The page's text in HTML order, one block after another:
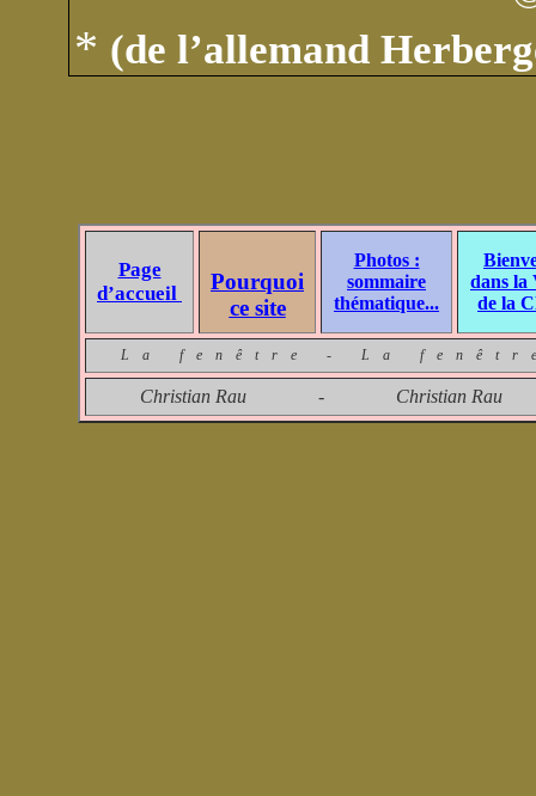
* (de l’allemand
Page
d’accueil
Pourquoi
ce site
Photos :
sommaire
thématique...
dans la
de la
La fenêtre - La
Christian Rau - Christian